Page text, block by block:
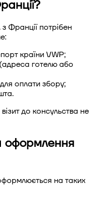
потрібен
країни VWP;
готелю або
оплати збору;
до консульства не
оформлення
на таких